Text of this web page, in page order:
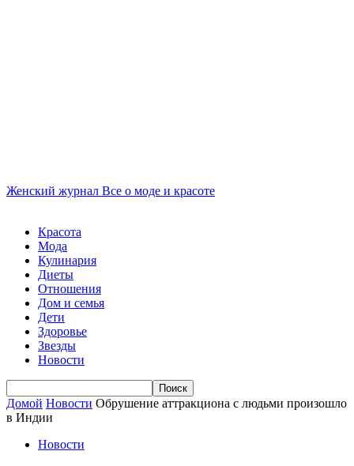
Женский журнал Все о моде и красоте
Красота
Мода
Кулинария
Диеты
Отношения
Дом и семья
Дети
Здоровье
Звезды
Новости
Домой Новости Обрушение аттракциона с людьми произошло
в Индии
Новости